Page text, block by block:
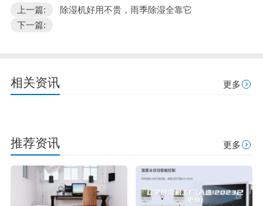
上一篇:
除湿机好用不贵，雨季除湿全靠它
下一篇:
相关资讯 更多
推荐资讯 更多